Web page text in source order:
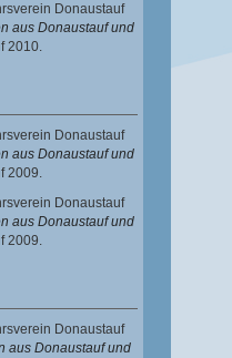
Donaustauf
aus Donaustauf und
2010.
Donaustauf
aus Donaustauf und
2009.
Donaustauf
aus Donaustauf und
2009.
Donaustauf
aus Donaustauf und